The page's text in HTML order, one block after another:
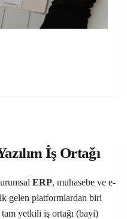
İş Ortağı
ERP, muhasebe ve e-
gelen platformlardan biri
yetkili iş ortağı (bayi)